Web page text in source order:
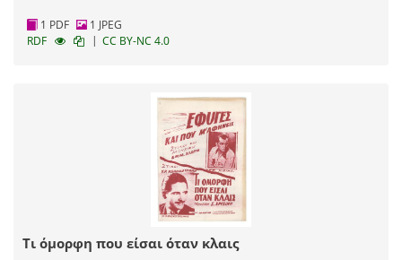
1 PDF
1 JPEG
RDF
| CC BY-NC 4.0
Τι όμορφη που είσαι όταν κλαις